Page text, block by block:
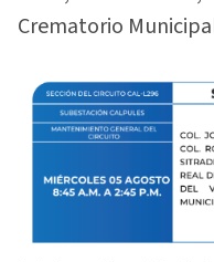
Crematorio